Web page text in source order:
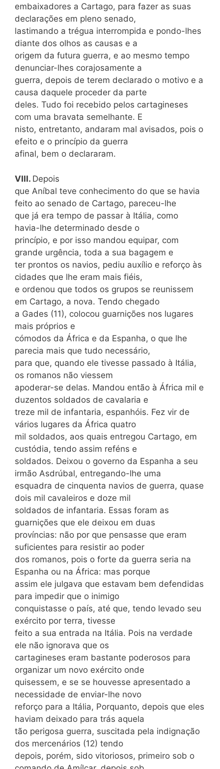
embaixadores a Cartago, para fazer as suas
declarações em pleno senado,
lastimando a trégua interrompida e pondo-lhes
diante dos olhos as causas e a
origem da futura guerra, e ao mesmo tempo
denunciar-lhes corajosamente a
guerra, depois de terem declarado o motivo e a
causa daquele proceder da parte
deles. Tudo foi recebido pelos cartagineses
com uma bravata semelhante. E
nisto, entretanto, andaram mal avisados, pois o
efeito e o princípio da guerra
afinal, bem o declararam.
VIII. Depois
que Aníbal teve conhecimento do que se havia
feito ao senado de Cartago, pareceu-lhe
que já era tempo de passar à Itália, como
havia-lhe determinado desde o
princípio, e por isso mandou equipar, com
grande urgência, toda a sua bagagem e
ter prontos os navios, pediu auxílio e reforço às
cidades que lhe eram mais fiéis,
e ordenou que todos os grupos se reunissem
em Cartago, a nova. Tendo chegado
a Gades (11), colocou guarnições nos lugares
mais próprios e
cómodos da África e da Espanha, o que lhe
parecia mais que tudo necessário,
para que, quando ele tivesse passado à Itália,
os romanos não viessem
apoderar-se delas. Mandou então à África mil e
duzentos soldados de cavalaria e
treze mil de infantaria, espanhóis. Fez vir de
vários lugares da África quatro
mil soldados, aos quais entregou Cartago, em
custódia, tendo assim reféns e
soldados. Deixou o governo da Espanha a seu
irmão Asdrúbal, entregando-lhe uma
esquadra de cinquenta navios de guerra, quase
dois mil cavaleiros e doze mil
soldados de infantaria. Essas foram as
guarnições que ele deixou em duas
províncias: não por que pensasse que eram
suficientes para resistir ao poder
dos romanos, pois o forte da guerra seria na
Espanha ou na África: mas porque
assim ele julgava que estavam bem defendidas
para impedir que o inimigo
conquistasse o país, até que, tendo levado seu
exército por terra, tivesse
feito a sua entrada na Itália. Pois na verdade
ele não ignorava que os
cartagineses eram bastante poderosos para
organizar um novo exército onde
quisessem, e se se houvesse apresentado a
necessidade de enviar-lhe novo
reforço para a Itália, Porquanto, depois que eles
haviam deixado para trás aquela
tão perigosa guerra, suscitada pela indignação
dos mercenários (12) tendo
depois, porém, sido vitoriosos, primeiro sob o